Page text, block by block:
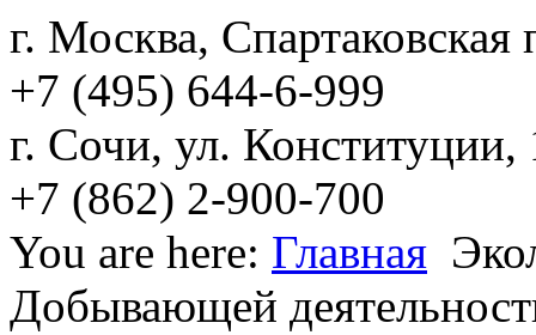
г. Москва, Спартаковская
+7 (495) 644-6-999
г. Сочи, ул.
+7 (862) 2-900-700
You are here: Главная
Добывающей